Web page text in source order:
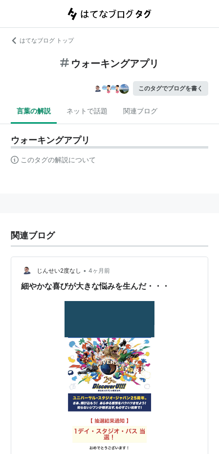
はてなブログ トップ
ウォーキングアプリ
このタグでブログを書く
言葉の解説 ネットで話題 関連ブログ
ウォーキングアプリ
このタグの解説について
関連ブログ
じんせい2度なし • 4ヶ月前
細やかな喜びが大きな悩みを生んだ・・・